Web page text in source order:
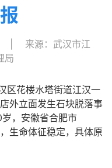
来源：武汉市江
局
区花楼水塔街道江汉一
外立面发生石块脱落事
，安徽省合肥市
生命体征稳定，具体原